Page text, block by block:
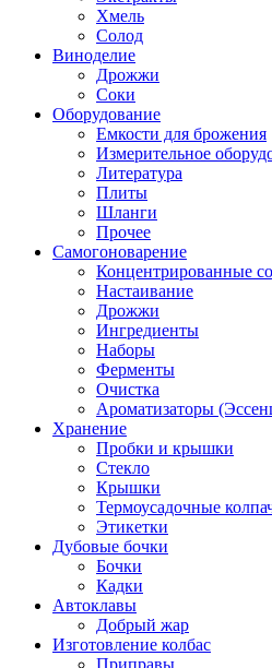
Хмель
Солод
Виноделие
Дрожжи
Соки
Оборудование
Емкости для брожения
Измерительное
Литература
Плиты
Шланги
Прочее
Самогоноварение
Концентрированные
Настаивание
Дрожжи
Ингредиенты
Наборы
Ферменты
Очистка
Ароматизаторы
Хранение
Пробки и крышки
Стекло
Крышки
Термоусадочные
Этикетки
Дубовые бочки
Бочки
Кадки
Автоклавы
Добрый жар
Изготовление колбас
Приправы